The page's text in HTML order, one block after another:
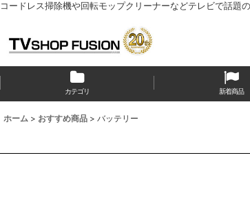
コードレス掃除機や回転モップクリーナーなどテレビで話題
カテゴリ 新着商品
ホーム > おすすめ商品 > バッテリー